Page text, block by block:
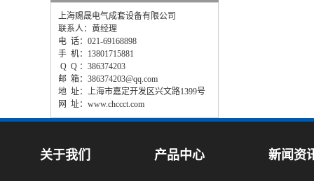
上海赐晟电气成套设备有限公司
联系人：黄经理
电 话：021-69168898
手 机：13801715881
Q Q ：386374203
邮 箱：386374203@qq.com
地 址：上海市嘉定开发区兴文路1399号
网 址：www.chccct.com
关于我们 产品中心 新闻资